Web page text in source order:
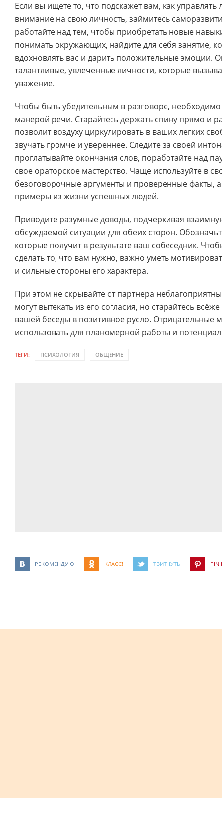
Если вы ищете то, что подскажет вам, как управлять
внимание на свою личность, займитесь
работайте над тем, чтобы приобретать новые
понимать окружающих, найдите для себя занятие,
вдохновлять вас и дарить положительные эмоции.
талантливые, увлеченные личности, которые
уважение.
Чтобы быть убедительным в разговоре, необходимо
манерой речи. Старайтесь держать спину прямо и
позволит воздуху циркулировать в ваших легких
звучать громче и увереннее. Следите за своей
проглатывайте окончания слов, поработайте над
свое ораторское мастерство. Чаще используйте в
безоговорочные аргументы и проверенные факты,
примеры из жизни успешных людей.
Приводите разумные доводы, подчеркивая
обсуждаемой ситуации для обеих сторон.
которые получит в результате ваш собеседник.
сделать то, что вам нужно, важно уметь
и сильные стороны его характера.
При этом не скрывайте от партнера
могут вытекать из его согласия, но старайтесь
вашей беседы в позитивное русло. Отрицательные
использовать для планомерной работы и
ТЕГИ: ПСИХОЛОГИЯ ОБЩЕНИЕ
РЕКОМЕНДУЮ КЛАСС! ТВИТНУТЬ PIN